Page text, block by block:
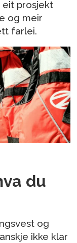
eit prosjekt
og meir
farlei.
du
og
ikke klar